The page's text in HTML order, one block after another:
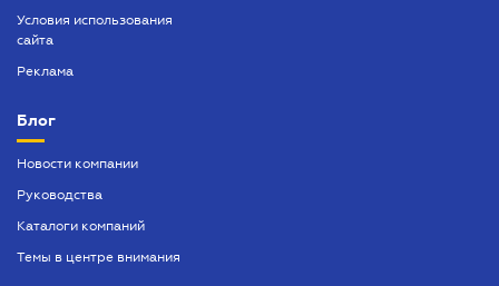
Условия использования
сайта
Реклама
Блог
Новости компании
Руководства
Каталоги компаний
Темы в центре внимания